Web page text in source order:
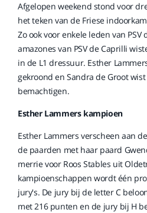
Afgelopen weekend stond voor
het teken van de Friese
Zo ook voor enkele leden van
amazones van PSV de Caprilli
in de L1 dressuur. Esther
gekroond en Sandra de Groot
bemachtigen.
Esther Lammers kampioen
Esther Lammers verscheen aan
de paarden met haar paard
merrie voor Roos Stables uit
kampioenschappen wordt één
jury's. De jury bij de letter C
met 216 punten en de jury bij H